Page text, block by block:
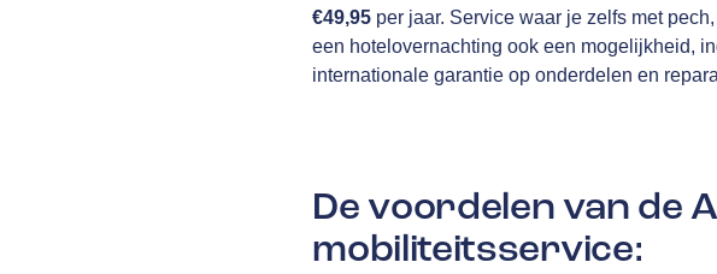
€49,95 per jaar. Service waar je zelfs met
een hotelovernachting ook een mogelijkheid,
internationale garantie op onderdelen en
De voordelen van de
mobiliteitsservice: